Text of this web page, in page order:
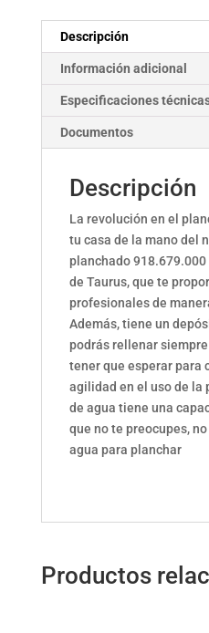
cantidad
Descripción
Información adicional
Especificaciones
Documentos
Descripción
La revolución en el
tu casa de la mano del
planchado 918.679.000
de Taurus, que te
profesionales de
Además, tiene un
podrás rellenar
tener que esperar para
agilidad en el uso de la
de agua tiene una
que no te preocupes,
agua para planchar
Productos